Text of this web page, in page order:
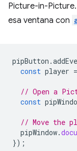
Picture-in-
esa ventana con
pipButton .
const player =
// Open a
const
// Move the
pipWindow.
});